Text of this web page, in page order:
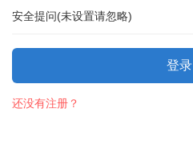
安全提问(未设置请忽略)
登录
还没有注册？